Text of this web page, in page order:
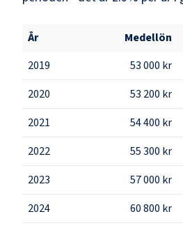
År Medellön
2019
53 000 kr
2020
53 200 kr
2021
54 400 kr
2022
55 300 kr
2023
57 000 kr
2024
60 800 kr